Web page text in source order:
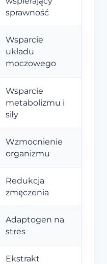
sprawność
Wsparcie
układu
moczowego
Wsparcie
metabolizmu i
siły
Wzmocnienie
organizmu
Redukcja
zmęczenia
Adaptogen na
stres
Ekstrakt